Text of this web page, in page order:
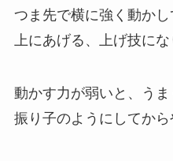
つま先で横に強く動か
上にあげる、上げ技にな
動かす力が弱いと、う
振り子のようにしてから